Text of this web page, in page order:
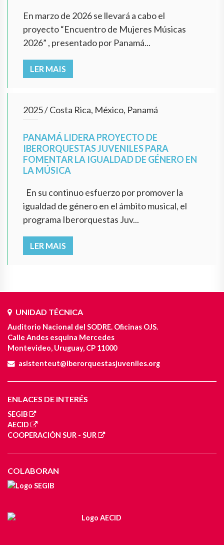
En marzo de 2026 se llevará a cabo el
proyecto “Encuentro de Mujeres Músicas
2026” , presentado por Panamá...
LER MAIS
2025/Costa Rica, México, Panamá
PANAMÁ LIDERA PROYECTO DE
IBERORQUESTAS JUVENILES PARA
FOMENTAR LA IGUALDAD DE GÉNERO EN
LA MÚSICA
En su continuo esfuerzo por promover la
igualdad de género en el ámbito musical, el
programa Iberorquestas Juv...
LER MAIS
UNIDAD TÉCNICA
Auditorio Nacional del SODRE. Oficinas OJS.
Calle Andes esquina Mercedes
Montevideo, Uruguay, CP 11000
asistenteut@iberorquestasjuveniles.org
ENLACES DE INTERÉS
SEGIB
AECID
COOPERACIÓN SUR - SUR
COLABORAN